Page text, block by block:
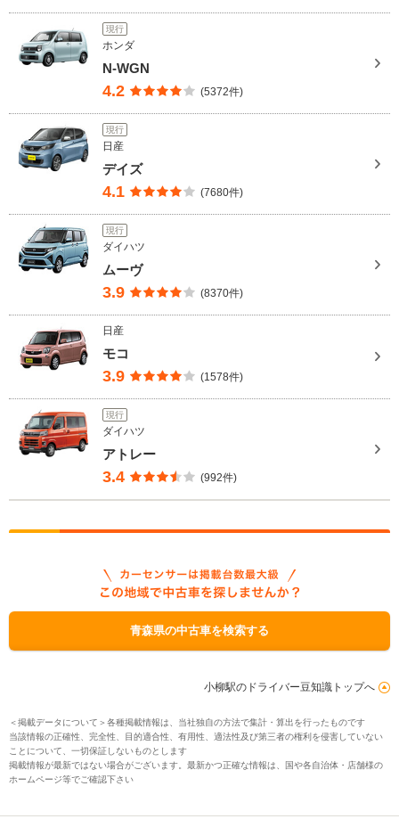
現行
ホンダ
N-WGN
4.2 (5372件)
現行
日産
デイズ
4.1 (7680件)
現行
ダイハツ
ムーヴ
3.9 (8370件)
日産
モコ
3.9 (1578件)
現行
ダイハツ
アトレー
3.4 (992件)
青森県の中古車を検索する
小柳駅のドライバー豆知識トップへ
＜掲載データについて＞各種掲載情報は、当社独自の方法で集計・算出を行ったものです
当該情報の正確性、完全性、目的適合性、有用性、適法性及び第三者の権利を侵害していない
ことについて、一切保証しないものとします
掲載情報が最新ではない場合がございます。最新かつ正確な情報は、国や各自治体・店舗様の
ホームページ等でご確認下さい